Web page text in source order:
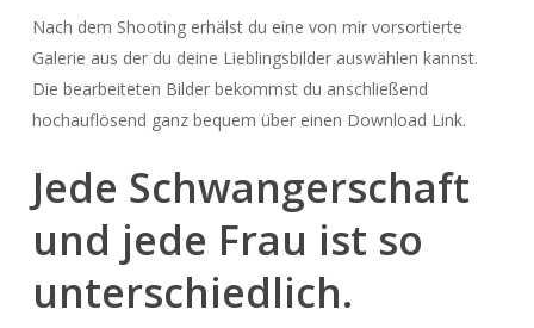
Nach dem Shooting erhälst du eine von mir vorsortierte
Galerie aus der du deine Lieblingsbilder auswählen kannst.
Die bearbeiteten Bilder bekommst du anschließend
hochauflösend ganz bequem über einen Download Link.
Jede Schwangerschaft
und jede Frau ist so
unterschiedlich.